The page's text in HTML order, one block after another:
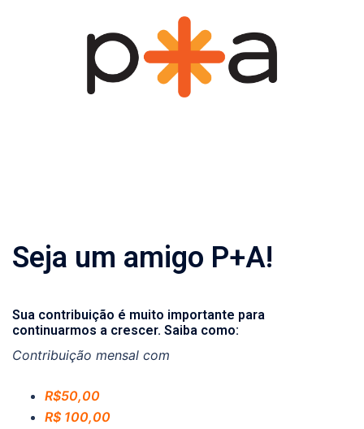
Seja um amigo P+A!
Sua contribuição é muito importante para
continuarmos a crescer. Saiba como:
Contribuição mensal com
R$50,00
R$ 100,00